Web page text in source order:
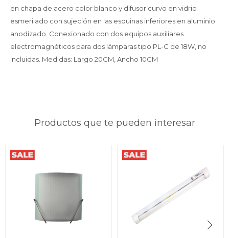
en chapa de acero color blanco y difusor curvo en vidrio
esmerilado con sujeción en las esquinas inferiores en aluminio
anodizado. Conexionado con dos equipos auxiliares
electromagnéticos para dos lámparas tipo PL-C de 18W, no
incluidas. Medidas: Largo 20CM, Ancho 10CM
Productos que te pueden interesar